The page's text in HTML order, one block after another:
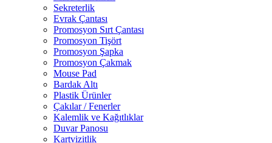
Sekreterlik
Evrak Çantası
Promosyon Sırt Çantası
Promosyon Tişört
Promosyon Şapka
Promosyon Çakmak
Mouse Pad
Bardak Altı
Plastik Ürünler
Çakılar / Fenerler
Kalemlik ve Kağıtlıklar
Duvar Panosu
Kartvizitlik